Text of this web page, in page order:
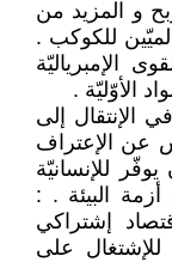
و المزيد من
للكوكب .
الإمبرياليّة
الأوّليّة .
إلى
عن الإعتراف
للإنسانيّة
البيئة . :
إشتراكي
على